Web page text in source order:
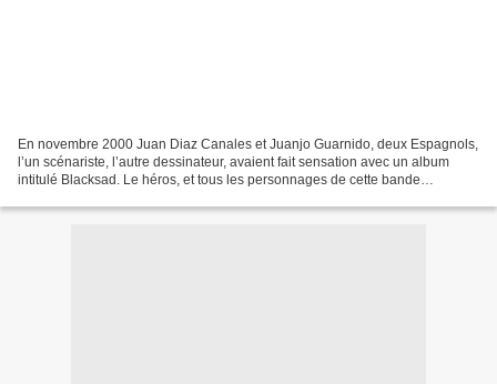
En novembre 2000 Juan Diaz Canales et Juanjo Guarnido, deux Espagnols,
l’un scénariste, l’autre dessinateur, avaient fait sensation avec un album
intitulé Blacksad. Le héros, et tous les personnages de cette bande